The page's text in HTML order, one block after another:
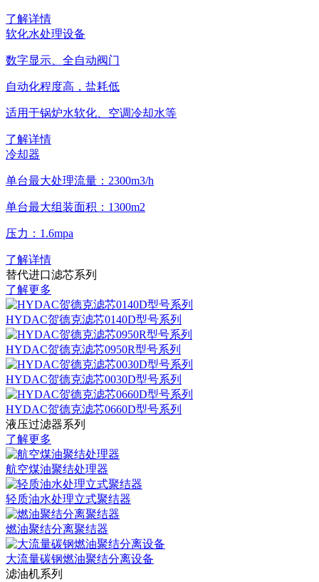
了解详情
软化水处理设备
数字显示、全自动阀门
自动化程度高，盐耗低
适用于锅炉水软化、空调冷却水等
了解详情
冷却器
单台最大处理流量：2300m3/h
单台最大组装面积：1300m2
压力：1.6mpa
了解详情
替代进口滤芯系列
了解更多
HYDAC贺德克滤芯0140D型号系列
HYDAC贺德克滤芯0950R型号系列
HYDAC贺德克滤芯0030D型号系列
HYDAC贺德克滤芯0660D型号系列
液压过滤器系列
了解更多
航空煤油聚结处理器
轻质油水处理立式聚结器
燃油聚结分离聚结器
大流量碳钢燃油聚结分离设备
滤油机系列